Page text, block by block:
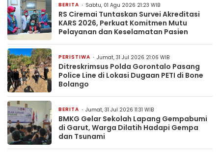
BERITA Sabtu, 01 Agu 2026 21:23 WIB
RS Ciremai Tuntaskan Survei Akreditasi
KARS 2026, Perkuat Komitmen Mutu
Pelayanan dan Keselamatan Pasien
PERISTIWA Jumat, 31 Jul 2026 21:06 WIB
Ditreskrimsus Polda Gorontalo Pasang
Police Line di Lokasi Dugaan PETI di Bone
Bolango
BERITA Jumat, 31 Jul 2026 11:31 WIB
BMKG Gelar Sekolah Lapang Gempabumi
di Garut, Warga Dilatih Hadapi Gempa
dan Tsunami